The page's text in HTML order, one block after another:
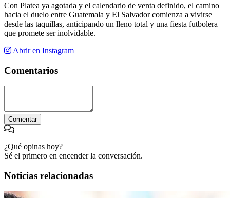
Con Platea ya agotada y el calendario de venta definido, el camino
hacia el duelo entre Guatemala y El Salvador comienza a vivirse
desde las taquillas, anticipando un lleno total y una fiesta futbolera
que promete ser inolvidable.
Abrir en Instagram
Comentarios
Comentar
¿Qué opinas hoy?
Sé el primero en encender la conversación.
Noticias relacionadas